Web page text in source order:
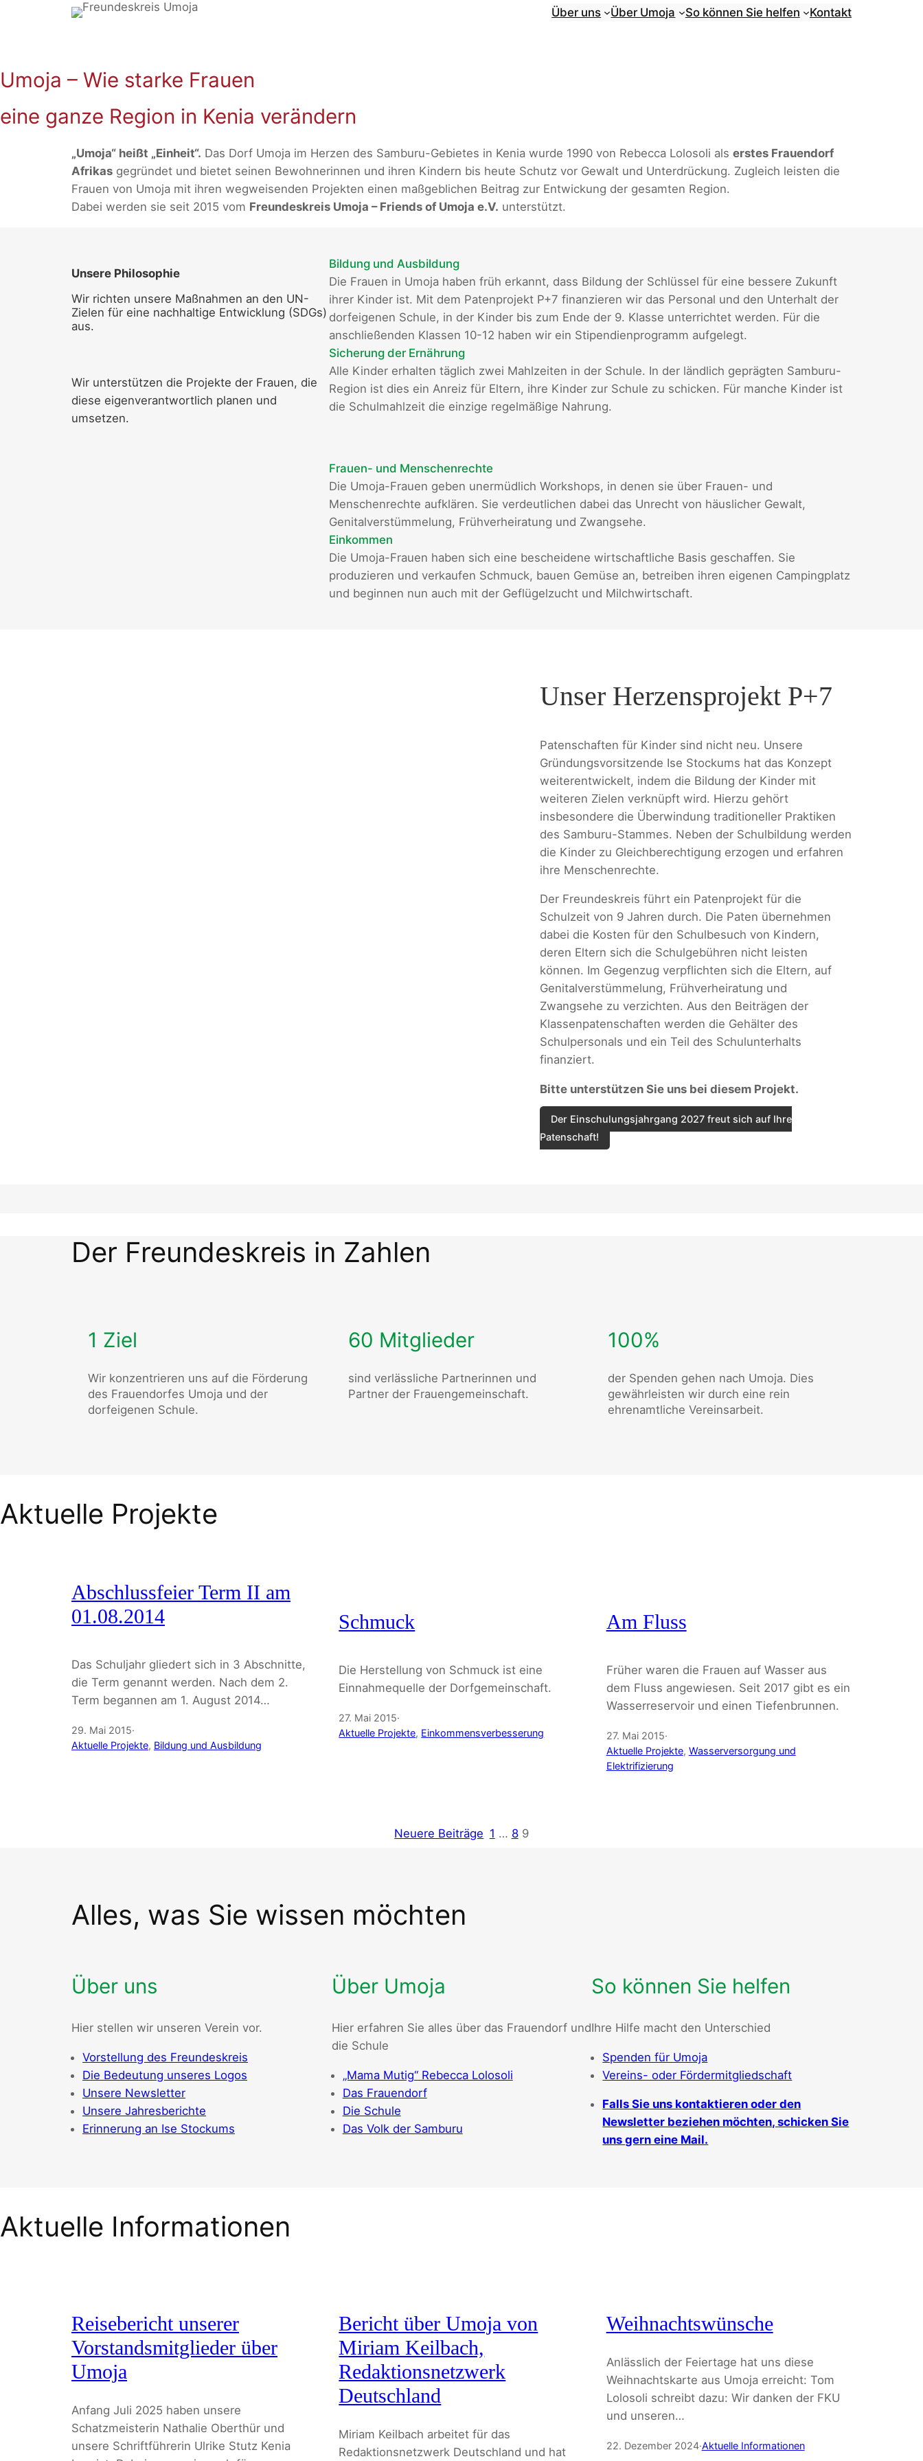
Über uns Über Umoja So können Sie helfen Kontakt
Umoja – Wie starke Frauen
eine ganze Region in Kenia verändern
„Umoja“ heißt „Einheit“. Das Dorf Umoja im Herzen des Samburu-Gebietes in Kenia wurde 1990 von Rebecca Lolosoli als erstes Frauendorf
Afrikas gegründet und bietet seinen Bewohnerinnen und ihren Kindern bis heute Schutz vor Gewalt und Unterdrückung. Zugleich leisten die
Frauen von Umoja mit ihren wegweisenden Projekten einen maßgeblichen Beitrag zur Entwickung der gesamten Region.
Dabei werden sie seit 2015 vom Freundeskreis Umoja – Friends of Umoja e.V. unterstützt.
Unsere Philosophie
Wir richten unsere Maßnahmen an den UN-
Zielen für eine nachhaltige Entwicklung (SDGs)
aus.
Wir unterstützen die Projekte der Frauen, die
diese eigenverantwortlich planen und
umsetzen.
Bildung und Ausbildung
Die Frauen in Umoja haben früh erkannt, dass Bildung der Schlüssel für eine bessere Zukunft
ihrer Kinder ist. Mit dem Patenprojekt P+7 finanzieren wir das Personal und den Unterhalt der
dorfeigenen Schule, in der Kinder bis zum Ende der 9. Klasse unterrichtet werden. Für die
anschließenden Klassen 10-12 haben wir ein Stipendienprogramm aufgelegt.
Sicherung der Ernährung
Alle Kinder erhalten täglich zwei Mahlzeiten in der Schule. In der ländlich geprägten Samburu-
Region ist dies ein Anreiz für Eltern, ihre Kinder zur Schule zu schicken. Für manche Kinder ist
die Schulmahlzeit die einzige regelmäßige Nahrung.
Frauen- und Menschenrechte
Die Umoja-Frauen geben unermüdlich Workshops, in denen sie über Frauen- und
Menschenrechte aufklären. Sie verdeutlichen dabei das Unrecht von häuslicher Gewalt,
Genitalverstümmelung, Frühverheiratung und Zwangsehe.
Einkommen
Die Umoja-Frauen haben sich eine bescheidene wirtschaftliche Basis geschaffen. Sie
produzieren und verkaufen Schmuck, bauen Gemüse an, betreiben ihren eigenen Campingplatz
und beginnen nun auch mit der Geflügelzucht und Milchwirtschaft.
Unser Herzensprojekt P+7
Patenschaften für Kinder sind nicht neu. Unsere
Gründungsvorsitzende Ise Stockums hat das Konzept
weiterentwickelt, indem die Bildung der Kinder mit
weiteren Zielen verknüpft wird. Hierzu gehört
insbesondere die Überwindung traditioneller Praktiken
des Samburu-Stammes. Neben der Schulbildung werden
die Kinder zu Gleichberechtigung erzogen und erfahren
ihre Menschenrechte.
Der Freundeskreis führt ein Patenprojekt für die
Schulzeit von 9 Jahren durch. Die Paten übernehmen
dabei die Kosten für den Schulbesuch von Kindern,
deren Eltern sich die Schulgebühren nicht leisten
können. Im Gegenzug verpflichten sich die Eltern, auf
Genitalverstümmelung, Frühverheiratung und
Zwangsehe zu verzichten. Aus den Beiträgen der
Klassenpatenschaften werden die Gehälter des
Schulpersonals und ein Teil des Schulunterhalts
finanziert.
Bitte unterstützen Sie uns bei diesem Projekt.
Der Einschulungsjahrgang 2027 freut sich auf Ihre
Patenschaft!
Der Freundeskreis in Zahlen
1 Ziel
Wir konzentrieren uns auf die Förderung
des Frauendorfes Umoja und der
dorfeigenen Schule.
60 Mitglieder
sind verlässliche Partnerinnen und
Partner der Frauengemeinschaft.
100%
der Spenden gehen nach Umoja. Dies
gewährleisten wir durch eine rein
ehrenamtliche Vereinsarbeit.
Aktuelle Projekte
Abschlussfeier Term II am
01.08.2014
Das Schuljahr gliedert sich in 3 Abschnitte,
die Term genannt werden. Nach dem 2.
Term begannen am 1. August 2014…
29. Mai 2015·
Aktuelle Projekte, Bildung und Ausbildung
Schmuck
Die Herstellung von Schmuck ist eine
Einnahmequelle der Dorfgemeinschaft.
27. Mai 2015·
Aktuelle Projekte, Einkommensverbesserung
Am Fluss
Früher waren die Frauen auf Wasser aus
dem Fluss angewiesen. Seit 2017 gibt es ein
Wasserreservoir und einen Tiefenbrunnen.
27. Mai 2015·
Aktuelle Projekte, Wasserversorgung und
Elektrifizierung
Neuere Beiträge 1 … 8 9
Alles, was Sie wissen möchten
Über uns
Hier stellen wir unseren Verein vor.
Vorstellung des Freundeskreis
Die Bedeutung unseres Logos
Unsere Newsletter
Unsere Jahresberichte
Erinnerung an Ise Stockums
Über Umoja
Hier erfahren Sie alles über das Frauendorf und
die Schule
„Mama Mutig“ Rebecca Lolosoli
Das Frauendorf
Die Schule
Das Volk der Samburu
So können Sie helfen
Ihre Hilfe macht den Unterschied
Spenden für Umoja
Vereins- oder Fördermitgliedschaft
Falls Sie uns kontaktieren oder den
Newsletter beziehen möchten, schicken Sie
uns gern eine Mail.
Aktuelle Informationen
Reisebericht unserer
Vorstandsmitglieder über
Umoja
Anfang Juli 2025 haben unsere
Schatzmeisterin Nathalie Oberthür und
unsere Schriftführerin Ulrike Stutz Kenia
Bericht über Umoja von
Miriam Keilbach,
Redaktionsnetzwerk
Deutschland
Miriam Keilbach arbeitet für das
Redaktionsnetzwerk Deutschland und hat
Weihnachtswünsche
Anlässlich der Feiertage hat uns diese
Weihnachtskarte aus Umoja erreicht: Tom
Lolosoli schreibt dazu: Wir danken der FKU
und unseren…
22. Dezember 2024·Aktuelle Informationen